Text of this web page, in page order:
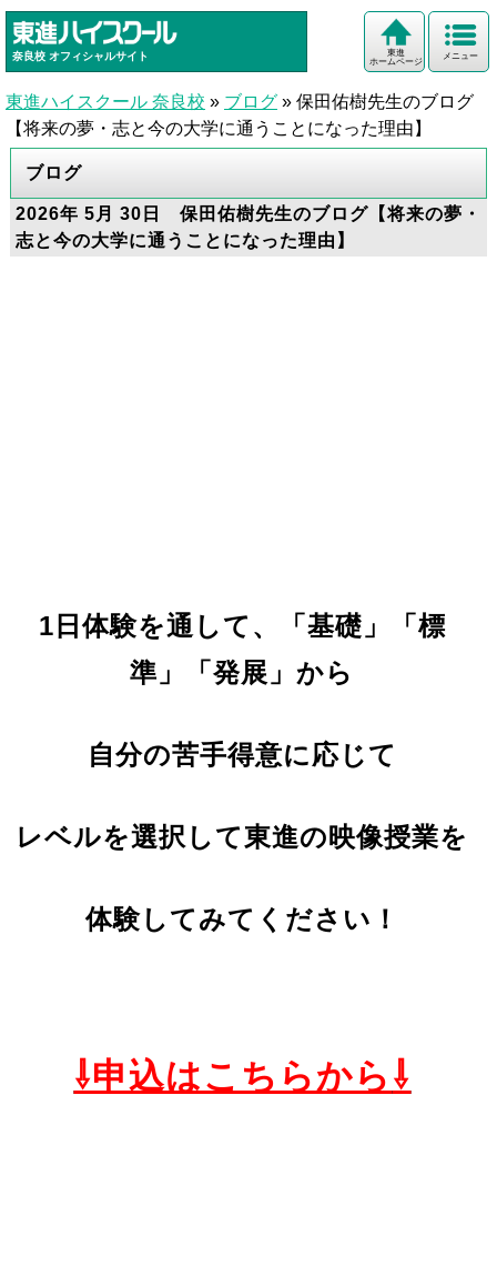
奈良校 オフィシャルサイト メニュー
東進
ホームページ
東進ハイスクール 奈良校 » ブログ » 保田佑樹先生のブログ
【将来の夢・志と今の大学に通うことになった理由】
ブログ
2026年 5月 30日 保田佑樹先生のブログ【将来の夢・
志と今の大学に通うことになった理由】
1日体験を通して、「基礎」「標
準」「発展」から
自分の苦手得意に応じて
レベルを選択して東進の映像授業を
体験してみてください！
⇩申込はこちらから⇩